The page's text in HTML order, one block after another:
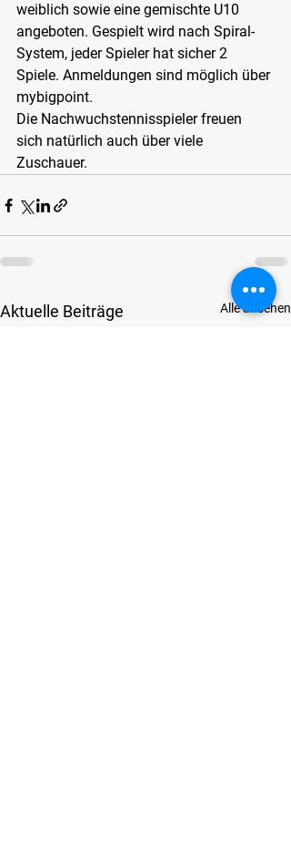
weiblich sowie eine gemischte U10
angeboten. Gespielt wird nach Spiral-
System, jeder Spieler hat sicher 2
Spiele. Anmeldungen sind möglich über
mybigpoint.
Die Nachwuchstennisspieler freuen
sich natürlich auch über viele
Zuschauer.
Aktuelle Beiträge Alle ansehen